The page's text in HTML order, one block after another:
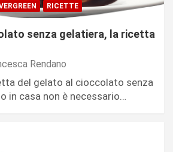
RICETTE
senza gelatiera, la ricetta
Rendano
del gelato al cioccolato senza
in casa non è necessario…